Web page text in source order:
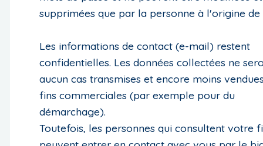
supprimées que par la personne à l'origine de
Les informations de contact (e-mail) restent
confidentielles. Les données collectées ne
aucun cas transmises et encore moins
fins commerciales (par exemple pour du
démarchage).
Toutefois, les personnes qui consultent votre